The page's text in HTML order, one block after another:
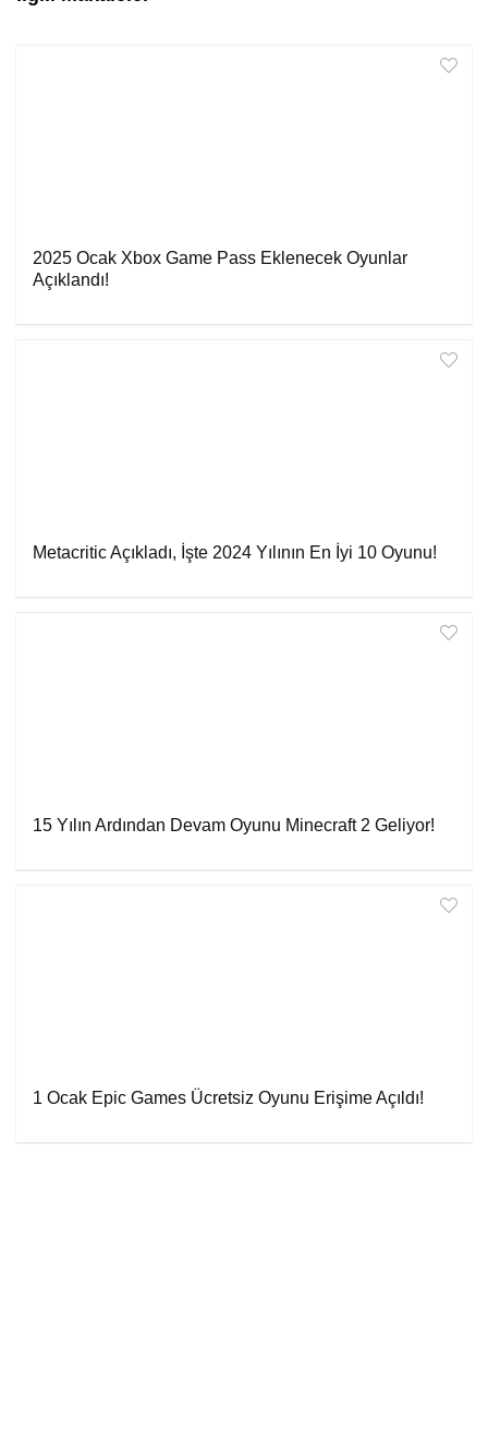
2025 Ocak Xbox Game Pass Eklenecek Oyunlar
Açıklandı!
Metacritic Açıkladı, İşte 2024 Yılının En İyi 10 Oyunu!
15 Yılın Ardından Devam Oyunu Minecraft 2 Geliyor!
1 Ocak Epic Games Ücretsiz Oyunu Erişime Açıldı!